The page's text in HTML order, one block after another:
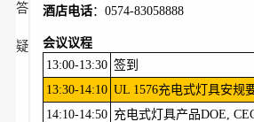
答
疑
酒店电话：0574-83058888
会议议程
13:00-13:30 签到
13:30-14:10 UL 1576充电式灯具安规
14:10-14:50 充电式灯具产品DOE,